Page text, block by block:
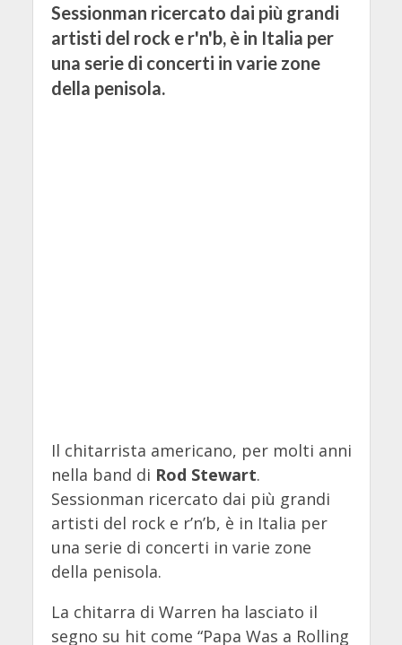
Sessionman ricercato dai più grandi
artisti del rock e r'n'b, è in Italia per
una serie di concerti in varie zone
della penisola.
Il chitarrista americano, per molti anni
nella band di Rod Stewart.
Sessionman ricercato dai più grandi
artisti del rock e r’n’b, è in Italia per
una serie di concerti in varie zone
della penisola.
La chitarra di Warren ha lasciato il
segno su hit come “Papa Was a Rolling